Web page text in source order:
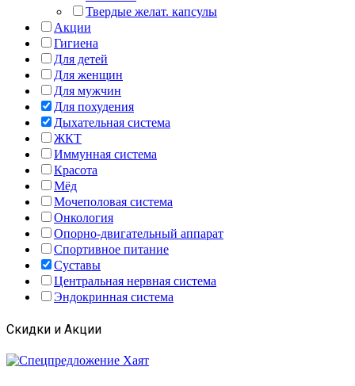
Твердые желат. капсулы
Акции
Гигиена
Для детей
Для женщин
Для мужчин
Для похудения
Дыхательная система
ЖКТ
Иммунная система
Красота
Мёд
Мочеполовая система
Онкология
Опорно-двигательный аппарат
Спортивное питание
Суставы
Центральная нервная система
Эндокринная система
Скидки и Акции